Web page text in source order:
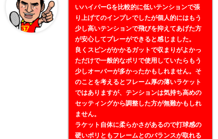
いハイパーGを比較的に低いテンションで張
り上げてのインプレでしたが個人的にはもう
少し高いテンションで飛びを抑えてあげた方
が安心してプレーができると感じました。
良くスピンがかかるガットで収まりがよかっ
ただけで一般的なポリで使用していたらもう
少しオーバーが多かったかもしれません。そ
のことを考えるとフレーム厚の薄いラケット
ではありますが、テンションは気持ち高めの
セッティングから調整した方が無難かもしれ
ません。
ラケット自体に柔らかさがあるので打球感の
硬いポリともフレームとのバランスが取れる